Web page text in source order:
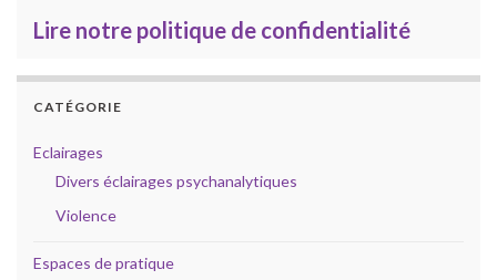
Lire notre politique de confidentialité
CATÉGORIE
Eclairages
Divers éclairages psychanalytiques
Violence
Espaces de pratique